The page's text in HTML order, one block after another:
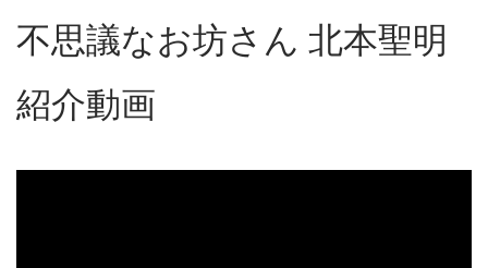
不思議なお坊さん 北本聖明
紹介動画